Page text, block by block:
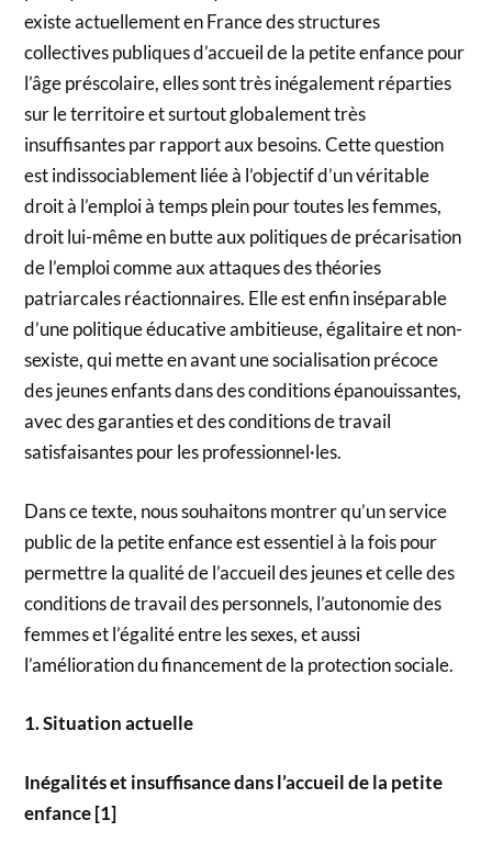
existe actuellement en France des structures
collectives publiques d’accueil de la petite enfance pour
l’âge préscolaire, elles sont très inégalement réparties
sur le territoire et surtout globalement très
insuffisantes par rapport aux besoins. Cette question
est indissociablement liée à l’objectif d’un véritable
droit à l’emploi à temps plein pour toutes les femmes,
droit lui-même en butte aux politiques de précarisation
de l’emploi comme aux attaques des théories
patriarcales réactionnaires. Elle est enfin inséparable
d’une politique éducative ambitieuse, égalitaire et non-
sexiste, qui mette en avant une socialisation précoce
des jeunes enfants dans des conditions épanouissantes,
avec des garanties et des conditions de travail
satisfaisantes pour les professionnel·les.
Dans ce texte, nous souhaitons montrer qu’un service
public de la petite enfance est essentiel à la fois pour
permettre la qualité de l’accueil des jeunes et celle des
conditions de travail des personnels, l’autonomie des
femmes et l’égalité entre les sexes, et aussi
l’amélioration du financement de la protection sociale.
1. Situation actuelle
Inégalités et insuffisance dans l’accueil de la petite
enfance [1]